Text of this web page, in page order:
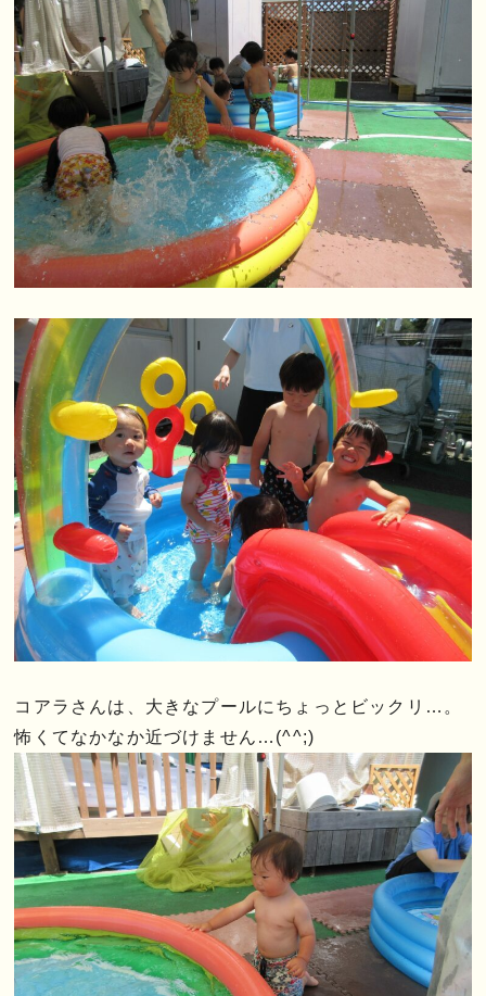
コアラさんは、大きなプールにちょっとビックリ…。
怖くてなかなか近づけません…(^^;)